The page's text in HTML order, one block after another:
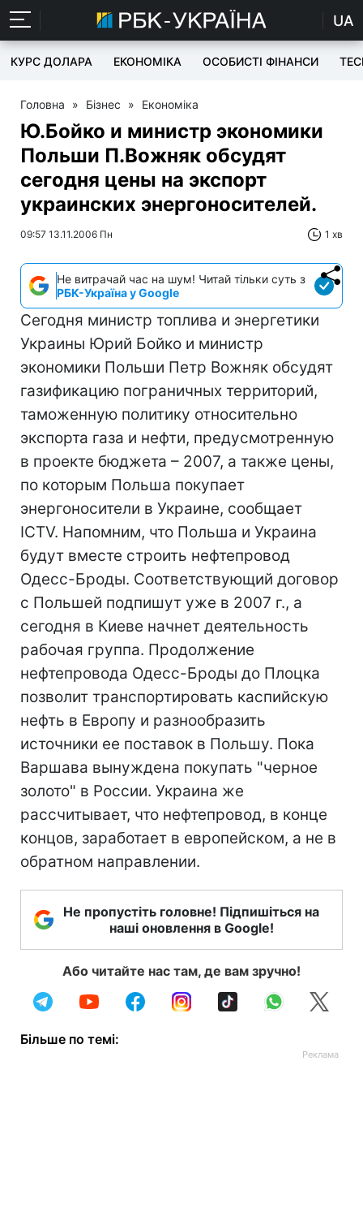
UA
КУРС ДОЛАРА ЕКОНОМІКА ОСОБИСТІ ФІНАНСИ
Головна » Бізнес » Економіка
Ю.Бойко и министр экономики
Польши П.Вожняк обсудят
сегодня цены на экспорт
украинских энергоносителей.
09:57 13.11.2006 Пн 1 хв
Не витрачай час на шум! Читай тільки суть з
РБК-Україна у Google
Сегодня министр топлива и энергетики
Украины Юрий Бойко и министр
экономики Польши Петр Вожняк обсудят
газификацию пограничных территорий,
таможенную политику относительно
экспорта газа и нефти, предусмотренную
в проекте бюджета – 2007, а также цены,
по которым Польша покупает
энергоносители в Украине, сообщает
ICTV. Напомним, что Польша и Украина
будут вместе строить нефтепровод
Одесс-Броды. Соответствующий договор
с Польшей подпишут уже в 2007 г., а
сегодня в Киеве начнет деятельность
рабочая группа. Продолжение
нефтепровода Одесс-Броды до Плоцка
позволит транспортировать каспийскую
нефть в Европу и разнообразить
источники ее поставок в Польшу. Пока
Варшава вынуждена покупать "черное
золото" в России. Украина же
рассчитывает, что нефтепровод, в конце
концов, заработает в европейском, а не в
обратном направлении.
Не пропустіть головне! Підпишіться на
наші оновлення в Google!
Або читайте нас там, де вам зручно!
Більше по темі: